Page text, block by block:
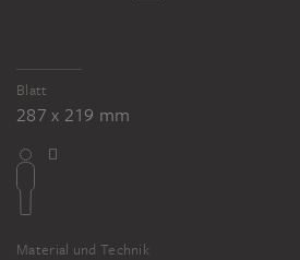
Blatt
287 x 219 mm
Material und Technik